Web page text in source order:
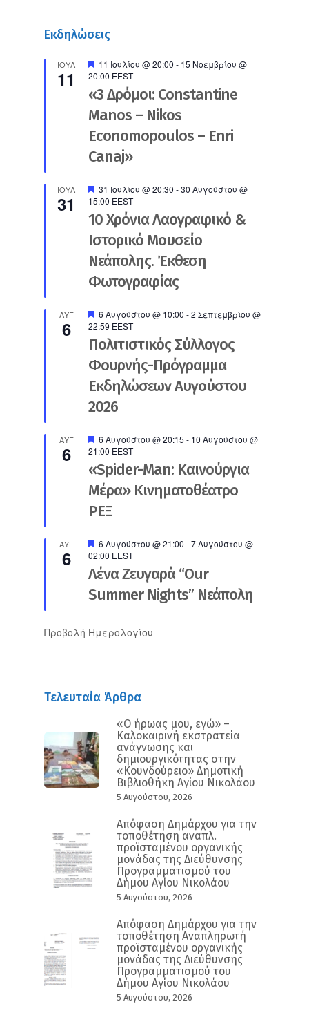
Εκδηλώσεις
ΙΟΎΛ
11
Προτεινόμενο
11 Ιουλίου @ 20:00 - 15 Νοεμβρίου @
20:00 EEST
«3 Δρόμοι: Constantine
Manos – Nikos
Economopoulos – Enri
Canaj»
ΙΟΎΛ
31
Προτεινόμενο
31 Ιουλίου @ 20:30 -30 Αυγούστου @
15:00 EEST
10 Χρόνια Λαογραφικό &
Ιστορικό Μουσείο
Νεάπολης. Έκθεση
Φωτογραφίας
ΑΥΓ
6
Προτεινόμενο
6 Αυγούστου @ 10:00 -2 Σεπτεμβρίου @
22:59 EEST
Πολιτιστικός Σύλλογος
Φουρνής-Πρόγραμμα
Εκδηλώσεων Αυγούστου
2026
ΑΥΓ
6
Προτεινόμενο
6 Αυγούστου @ 20:15 - 10 Αυγούστου @
21:00 EEST
«Spider-Man: Καινούργια
Μέρα» Κινηματοθέατρο
ΡΕΞ
ΑΥΓ
6
Προτεινόμενο
6 Αυγούστου @ 21:00 -7 Αυγούστου @
02:00 EEST
Λένα Ζευγαρά “Our
Summer Nights” Νεάπολη
Προβολή Ημερολογίου
Τελευταία Άρθρα
«Ο ήρωας μου, εγώ» –
Καλοκαιρινή εκστρατεία
ανάγνωσης και
δημιουργικότητας στην
«Κουνδούρειο» Δημοτική
Βιβλιοθήκη Αγίου Νικολάου
5 Αυγούστου, 2026
Απόφαση Δημάρχου για την
τοποθέτηση αναπλ.
προϊσταμένου οργανικής
μονάδας της Διεύθυνσης
Προγραμματισμού του
Δήμου Αγίου Νικολάου
5 Αυγούστου, 2026
Απόφαση Δημάρχου για την
τοποθέτηση Αναπληρωτή
προϊσταμένου οργανικής
μονάδας της Διεύθυνσης
Προγραμματισμού του
Δήμου Αγίου Νικολάου
5 Αυγούστου, 2026